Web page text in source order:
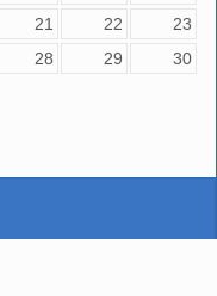
21 22
23
28 29
30